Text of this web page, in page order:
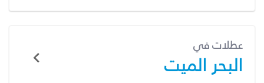
عطلات في
البحر الميت